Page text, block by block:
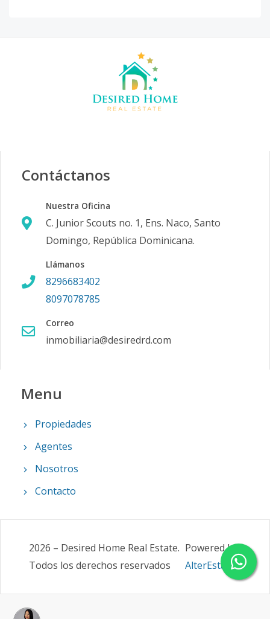
Contáctanos
Nuestra Oficina
C. Junior Scouts no. 1, Ens. Naco, Santo
Domingo, República Dominicana.
Llámanos
8296683402
8097078785
Correo
inmobiliaria@desiredrd.com
Menu
Propiedades
Agentes
Nosotros
Contacto
2026 – Desired Home Real Estate.
Todos los derechos reservados
Powered by
AlterEstate